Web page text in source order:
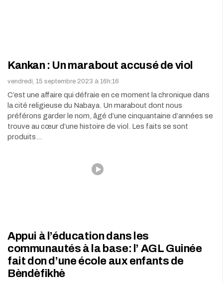
Kankan : Un marabout accusé de viol
vendredi, 15 septembre 2023 à 16h:16
C’est une affaire qui défraie en ce moment la chronique dans
la cité religieuse du Nabaya. Un marabout dont nous
préférons garder le nom, âgé d’une cinquantaine d’années se
trouve au cœur d’une histoire de viol. Les faits se sont
produits…
Appui à l’éducation dans les
communautés à la base: l’ AGL Guinée
fait don d’une école aux enfants de
Bèndèfikhè